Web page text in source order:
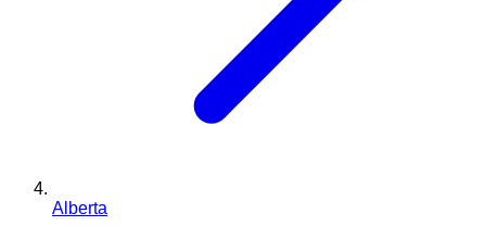
Alberta